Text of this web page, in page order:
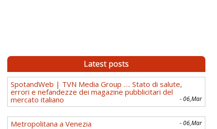
Latest posts
SpotandWeb | TVN Media Group …. Stato di salute,
errori e nefandezze dei magazine pubblicitari del
mercato italiano
- 06,Mar
Metropolitana a Venezia - 06,Mar